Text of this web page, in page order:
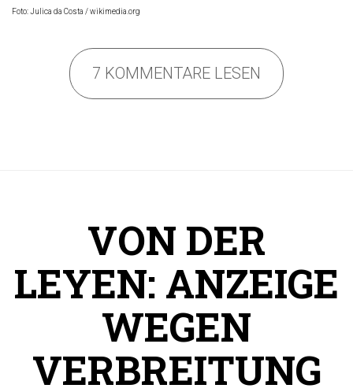
Foto: Julica da Costa / wikimedia.org
7 KOMMENTARE LESEN
VON DER
LEYEN: ANZEIGE
WEGEN
VERBREITUNG